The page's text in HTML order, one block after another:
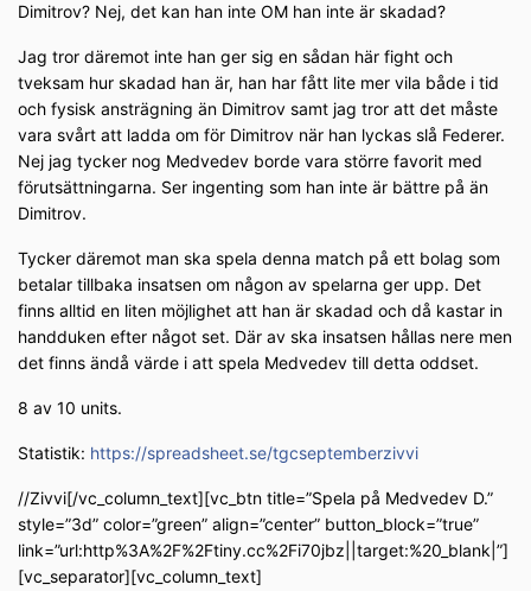
Dimitrov? Nej, det kan han inte OM han inte är skadad?
Jag tror däremot inte han ger sig en sådan här fight och
tveksam hur skadad han är, han har fått lite mer vila både i tid
och fysisk ansträgning än Dimitrov samt jag tror att det måste
vara svårt att ladda om för Dimitrov när han lyckas slå Federer.
Nej jag tycker nog Medvedev borde vara större favorit med
förutsättningarna. Ser ingenting som han inte är bättre på än
Dimitrov.
Tycker däremot man ska spela denna match på ett bolag som
betalar tillbaka insatsen om någon av spelarna ger upp. Det
finns alltid en liten möjlighet att han är skadad och då kastar in
handduken efter något set. Där av ska insatsen hållas nere men
det finns ändå värde i att spela Medvedev till detta oddset.
8 av 10 units.
Statistik: https://spreadsheet.se/tgcseptemberzivvi
//Zivvi[/vc_column_text][vc_btn title=”Spela på Medvedev D.”
style=”3d” color=”green” align=”center” button_block=”true”
link=”url:http%3A%2F%2Ftiny.cc%2Fi70jbz||target:%20_blank|”]
[vc_separator][vc_column_text]